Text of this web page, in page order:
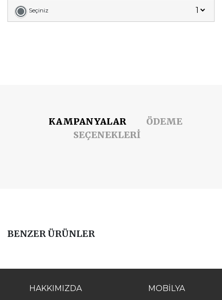
Seçiniz
KAMPANYALAR
ÖDEME
SEÇENEKLERİ
BENZER ÜRÜNLER
HAKKIMIZDA MOBİLYA